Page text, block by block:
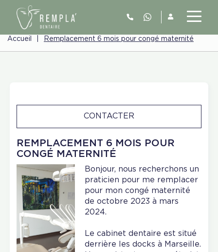
Accueil Remplacement 6 mois pour congé maternité
REMPLACEMENT 6 MOIS POUR
CONGÉ MATERNITÉ
CONTACTER
Bonjour, nous recherchons un
praticien pour me remplacer
pour mon congé maternité
de octobre 2023 à mars
2024.
Le cabinet dentaire est situé
derrière les docks à Marseille.